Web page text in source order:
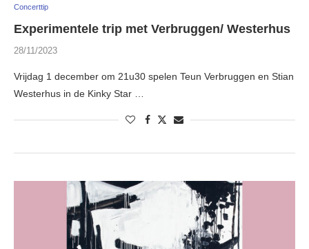
Concerttip
Experimentele trip met Verbruggen/ Westerhus
28/11/2023
Vrijdag 1 december om 21u30 spelen Teun Verbruggen en Stian
Westerhus in de Kinky Star …